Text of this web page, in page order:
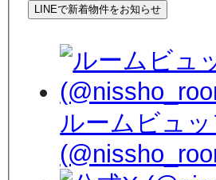
LINEで新着物件をお知らせ
ルームビュッ